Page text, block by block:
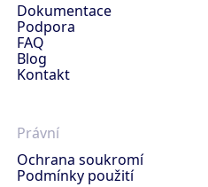
Dokumentace
Podpora
FAQ
Blog
Kontakt
Právní
Ochrana soukromí
Podmínky použití